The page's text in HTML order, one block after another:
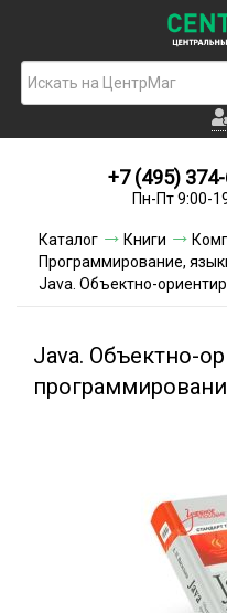
+7 (495)
Пн-Пт 9:00-
Каталог Книги
Программирование,
Java. Объектно-
Java. Объектно-